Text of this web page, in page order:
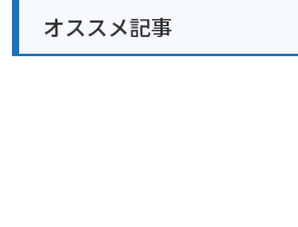
オススメ記事